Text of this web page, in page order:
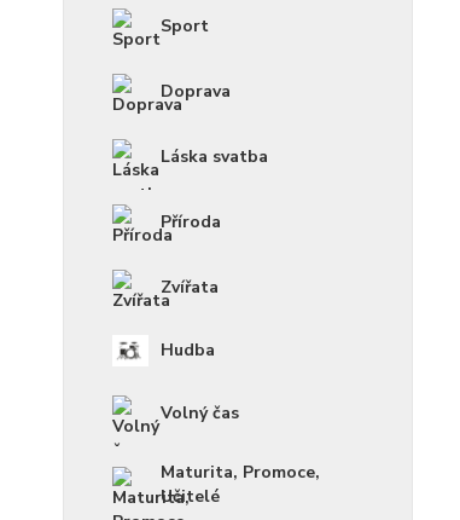
Sport
Doprava
Láska svatba
Příroda
Zvířata
Hudba
Volný čas
Maturita, Promoce,
Učitelé